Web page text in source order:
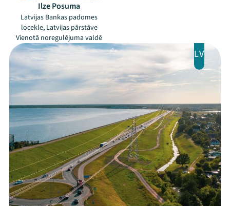
Kontakti
ThreadsFacebookYoutube
X Instagram
Flick TikTok
Ilze Posuma
Latvijas Bankas padomes
locekle, Latvijas pārstāve
Vienotā noregulējuma valdē
LV